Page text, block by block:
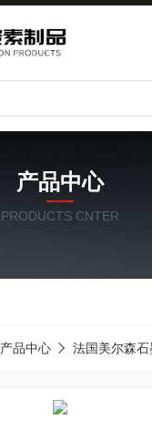
产品中心
PRODUCTS CNTER
产品中心 法国美尔森石